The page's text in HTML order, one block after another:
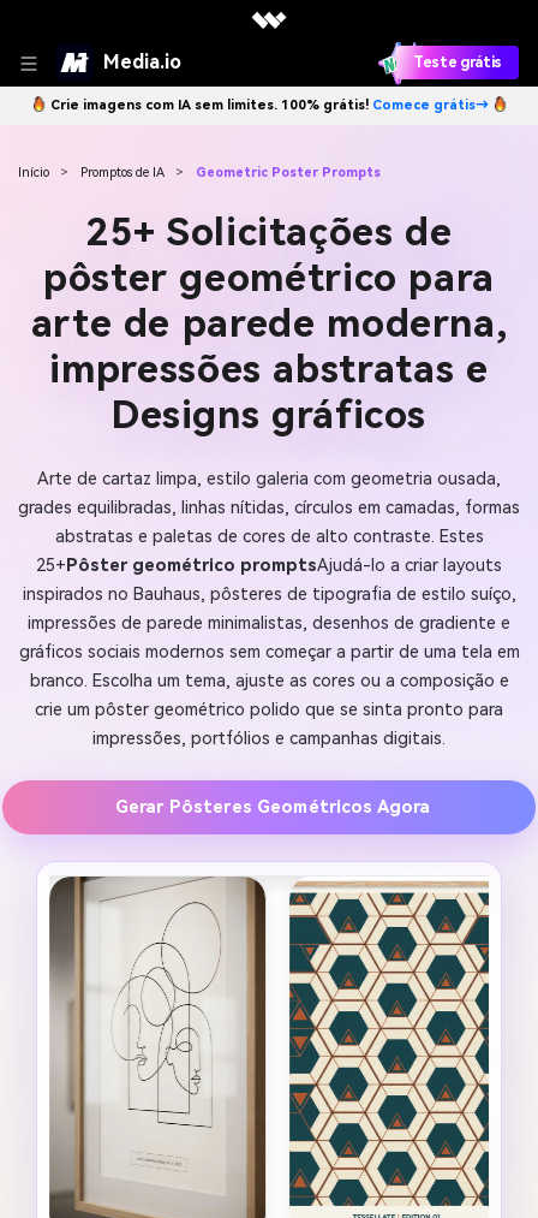
Media.io Teste grátis
Crie imagens com IA sem limites. 100% grátis! Comece grátis→
Início > Promptos de IA > Geometric Poster Prompts
25+ Solicitações de
pôster geométrico para
arte de parede moderna,
impressões abstratas e
Designs gráficos
Arte de cartaz limpa, estilo galeria com geometria ousada,
grades equilibradas, linhas nítidas, círculos em camadas, formas
abstratas e paletas de cores de alto contraste. Estes
25+ Pôster geométrico promptsAjudá-lo a criar layouts
inspirados no Bauhaus, pôsteres de tipografia de estilo suíço,
impressões de parede minimalistas, desenhos de gradiente e
gráficos sociais modernos sem começar a partir de uma tela em
branco. Escolha um tema, ajuste as cores ou a composição e
crie um pôster geométrico polido que se sinta pronto para
impressões, portfólios e campanhas digitais.
Gerar Pôsteres Geométricos Agora